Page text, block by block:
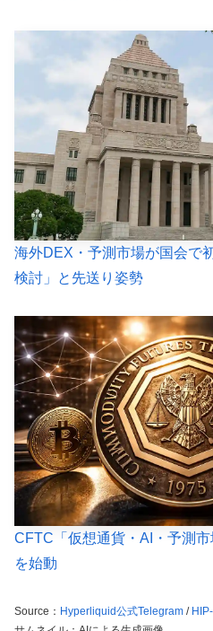
海外DEX・予測市場が国会で
検討」と先送り姿勢
CFTC「仮想通貨・AI・予測
を始動
Source： Hyperliquid公式Telegram /